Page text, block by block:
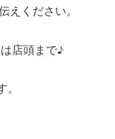
えください。
店頭まで♪